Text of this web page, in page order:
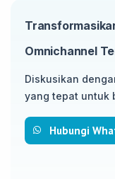
Omnichannel
Diskusikan
yang tepat untuk
Hubungi